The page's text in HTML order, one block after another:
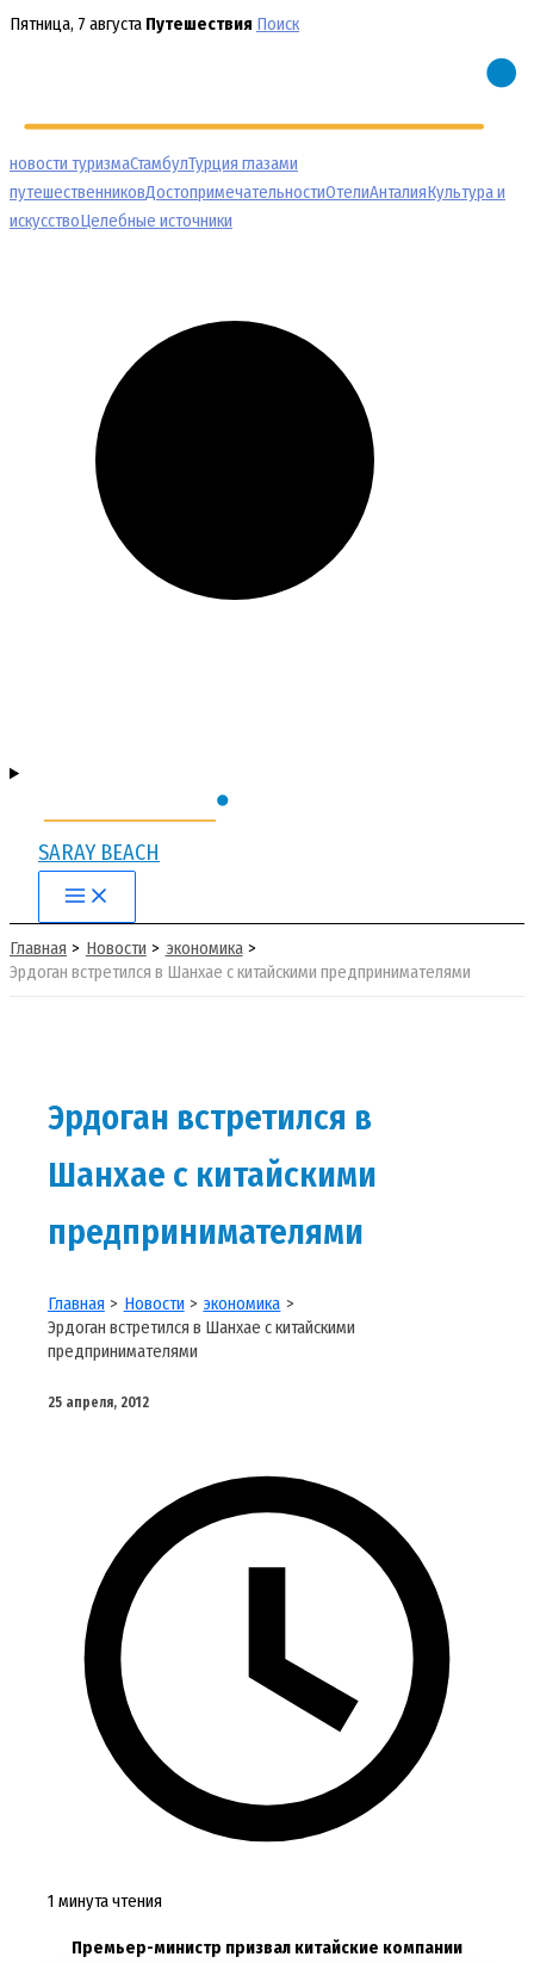
Перейти
Пятница, 7 августа Путешествия Поиск
новости туризмаСтамбулТурция глазами
путешественниковДостопримечательностиОтелиАнталияКультура и
искусствоЦелебные источники
SARAY BEACH
Main
Menu
Главная Новости
экономика
Эрдоган встретился в Шанхае с китайскими предпринимателями
Эрдоган встретился в
Шанхае с китайскими
предпринимателями
Главная Новости
экономика
Эрдоган встретился в Шанхае с китайскими
предпринимателями
25 апреля, 2012
1 минута чтения
Премьер-министр призвал китайские компании